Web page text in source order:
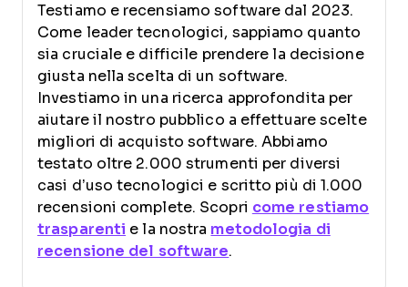
Testiamo e recensiamo software dal 2023.
Come leader tecnologici, sappiamo quanto
sia cruciale e difficile prendere la decisione
giusta nella scelta di un software.
Investiamo in una ricerca approfondita per
aiutare il nostro pubblico a effettuare scelte
migliori di acquisto software. Abbiamo
testato oltre 2.000 strumenti per diversi
casi d’uso tecnologici e scritto più di 1.000
recensioni complete. Scopri come restiamo
trasparenti e la nostra metodologia di
recensione del software.